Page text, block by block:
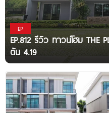
EP
EP.812 รีวิว ทาวน์โฮม THE
ต้น 4.19